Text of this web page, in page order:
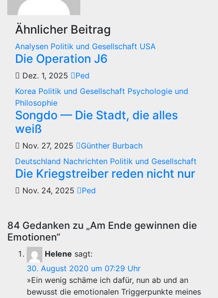
Ähnlicher Beitrag
Analysen Politik und Gesellschaft USA
Die Operation J6
Dez. 1, 2025
Ped
Korea Politik und Gesellschaft Psychologie und
Philosophie
Songdo — Die Stadt, die alles
weiß
Nov. 27, 2025
Günther Burbach
Deutschland Nachrichten Politik und Gesellschaft
Die Kriegstreiber reden nicht nur
Nov. 24, 2025 Ped
84 Gedanken zu „Am Ende gewinnen die
Emotionen“
Helene sagt:
30. August 2020 um 07:29 Uhr
»Ein wenig schäme ich dafür, nun ab und an
bewusst die emotionalen Triggerpunkte meines